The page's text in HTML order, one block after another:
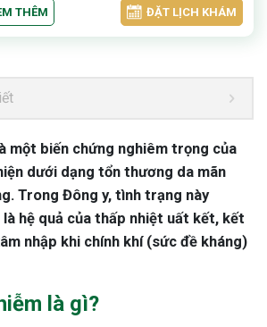
THÊM ĐẶT LỊCH KHÁM
một biến chứng nghiêm trọng của
dưới dạng tổn thương da mãn
Trong Đông y, tình trạng này
hệ quả của thấp nhiệt uất kết, kết
nhập khi chính khí (sức đề kháng)
là gì?